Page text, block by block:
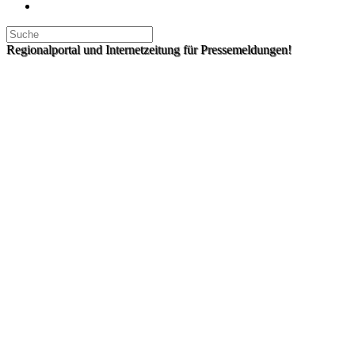
Regionalportal und Internetzeitung für Pressemeldungen!